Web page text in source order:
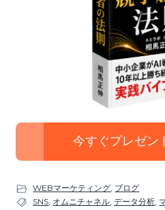
今すぐプレゼン
WEBマーケティング ブログ
SNS オムニチャネル ,データ分析